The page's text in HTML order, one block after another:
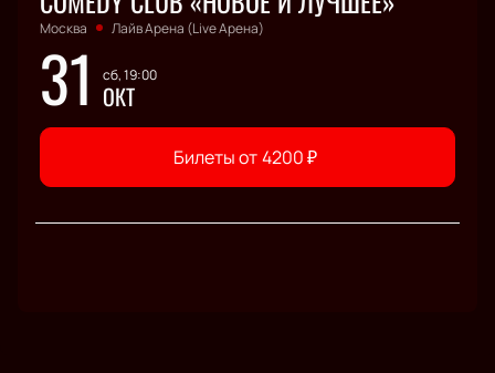
Москва Лайв Арена (Live Арена)
31 сб, 19:00
ОКТ
Билеты от4200₽